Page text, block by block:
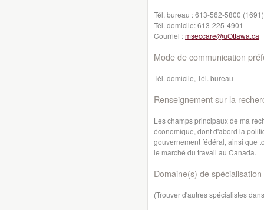
Tél. bureau :613-562-5800 (1691)
Tél. domicile:613-225-4901
Courriel :mseccare@uOttawa.ca
Mode de communication
Tél. domicile, Tél. bureau
Renseignement sur la
Les champs principaux de ma
économique, dont d'abord la
gouvernement fédéral, ainsi que
le marché du travail au Canada.
Domaine(s) de spécialisation
(Trouver d'autres spécialistes